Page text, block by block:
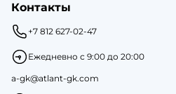
Контакты
+7 812 627-02-47
Ежедневно с 9:00 до 20:00
a-gk@atlant-gk.com